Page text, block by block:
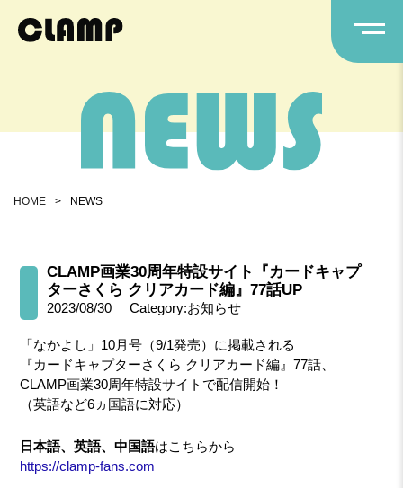
HOME > NEWS
CLAMP画業30周年特設サイト『カードキャプ
ターさくら クリアカード編』77話UP
2023/08/30 Category:お知らせ
「なかよし」10月号（9/1発売）に掲載される
『カードキャプターさくら クリアカード編』77話、
CLAMP画業30周年特設サイトで配信開始！
（英語など6ヵ国語に対応）
日本語、英語、中国語はこちらから
https://clamp-fans.com